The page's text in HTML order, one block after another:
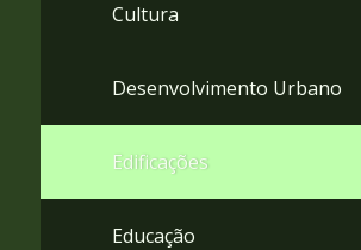
Cultura
Desenvolvimento Urbano
Edificações
Educação